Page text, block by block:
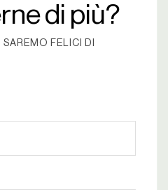
di più?
FELICI DI